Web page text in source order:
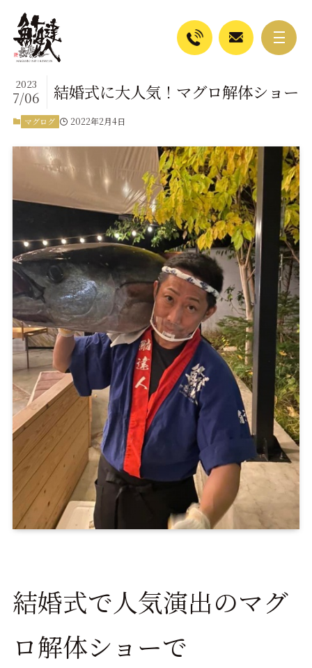
結婚式に大人気！マグロ解体ショー
2023
7/06
マグログ 2022年2月4日
結婚式で人気演出のマグ
ロ解体ショーで